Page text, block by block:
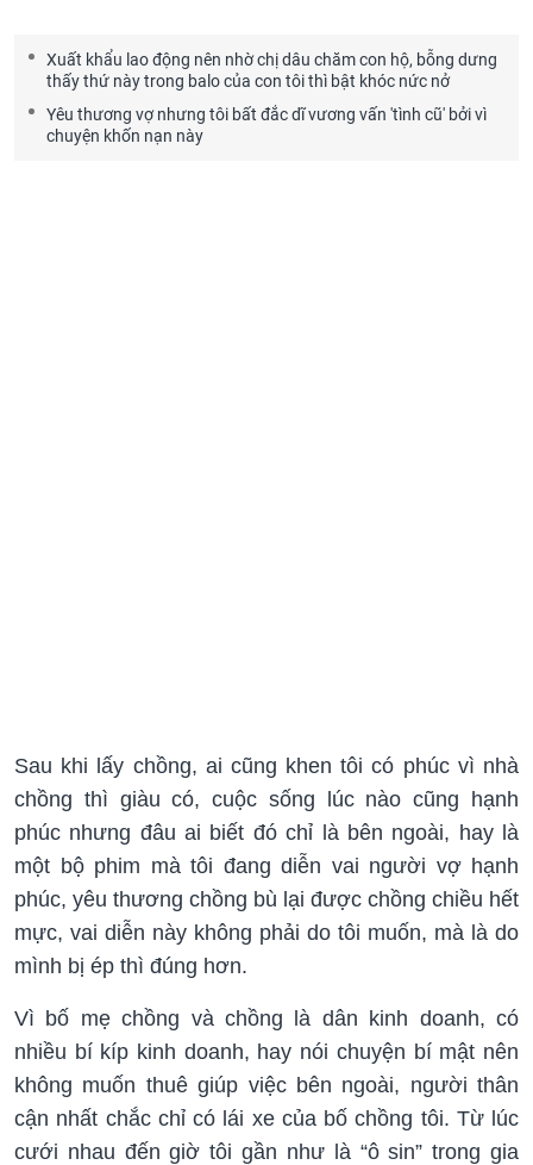
Xuất khẩu lao động nên nhờ chị dâu chăm con hộ, bỗng dưng
thấy thứ này trong balo của con tôi thì bật khóc nức nở
Yêu thương vợ nhưng tôi bất đắc dĩ vương vấn 'tình cũ' bởi vì
chuyện khốn nạn này
Sau khi lấy chồng, ai cũng khen tôi có phúc vì nhà
chồng thì giàu có, cuộc sống lúc nào cũng hạnh
phúc nhưng đâu ai biết đó chỉ là bên ngoài, hay là
một bộ phim mà tôi đang diễn vai người vợ hạnh
phúc, yêu thương chồng bù lại được chồng chiều hết
mực, vai diễn này không phải do tôi muốn, mà là do
mình bị ép thì đúng hơn.
Vì bố mẹ chồng và chồng là dân kinh doanh, có
nhiều bí kíp kinh doanh, hay nói chuyện bí mật nên
không muốn thuê giúp việc bên ngoài, người thân
cận nhất chắc chỉ có lái xe của bố chồng tôi. Từ lúc
cưới nhau đến giờ tôi gần như là “ô sin” trong gia